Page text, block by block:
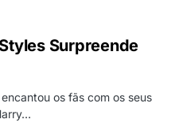
Surpreende
os fãs com os seus